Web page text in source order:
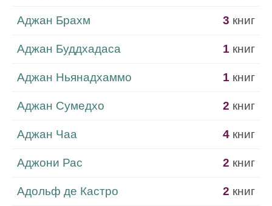
Аджан Брахм 3 книг
Аджан Буддхадаса 1 книг
Аджан Ньянадхаммо 1 книг
Аджан Сумедхо 2 книг
Аджан Чаа 4 книг
Аджони Рас 2 книг
Адольф де Кастро 2 книг